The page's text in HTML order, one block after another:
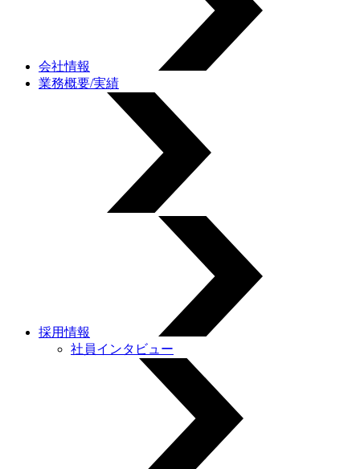
会社情報
業務概要/実績
採用情報
社員インタビュー